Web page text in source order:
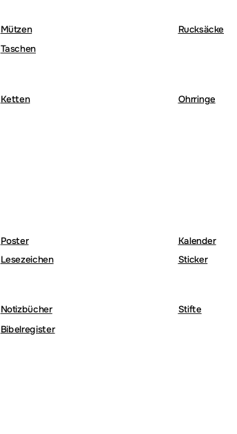
Mützen
Rucksäcke
Taschen
Ketten
Ohrringe
Poster
Kalender
Lesezeichen Sticker
Notizbücher
Stifte
Bibelregister